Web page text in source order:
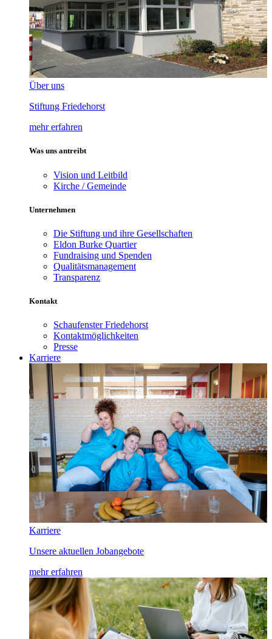
Über uns
Stiftung Friedehorst
mehr erfahren
Was uns antreibt
Vision und Leitbild
Kirche / Gemeinde
Unternehmen
Die Stiftung und ihre Gesellschaften
Eldon Burke Quartier
Fundraising und Spenden
Qualitätsmanagement
Transparenz
Kontakt
Schaufenster Friedehorst
Kontaktmöglichkeiten
Presse
Karriere
Karriere
Unsere aktuellen Jobangebote
mehr erfahren